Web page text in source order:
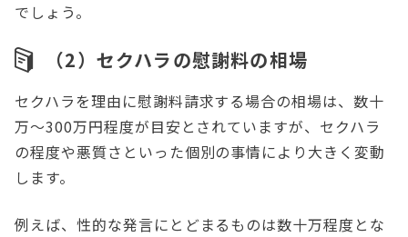
でしょう。
（2）セクハラの慰謝料の相場
セクハラを理由に慰謝料請求する場合の相場は、数十
万～300万円程度が目安とされていますが、セクハラ
の程度や悪質さといった個別の事情により大きく変動
します。
例えば、性的な発言にとどまるものは数十万程度とな